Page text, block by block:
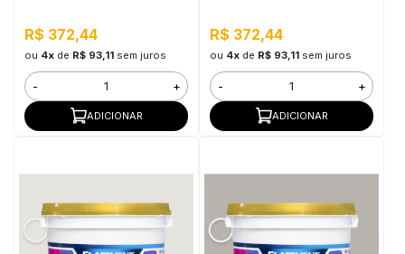
VOC
R$ 372,44
ou 4xde R$ 93,11 sem juros
- +
ADICIONAR
R$ 372,44
ou 4xde R$ 93,11 sem juros
- +
ADICIONAR